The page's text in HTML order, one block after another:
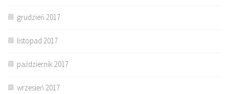
grudzień 2017
listopad 2017
październik 2017
wrzesień 2017